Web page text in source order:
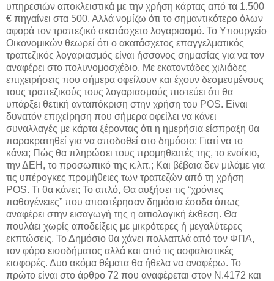
υπηρεσιών αποκλειστικά με την χρήση κάρτας από τα 1.500
€ πηγαίνει στα 500. Αλλά νομίζω ότι το σημαντικότερο όλων
αφορά τον τραπεζικό ακατάσχετο λογαριασμό. Το Υπουργείο
Οικονομικών θεωρεί ότι ο ακατάσχετος επαγγελματικός
τραπεζικός λογαριασμός είναι ήσσονος σημασίας για να τον
αναφέρει στο πολυνομοσχέδιο. Με εκατοντάδες χιλιάδες
επιχειρήσεις που σήμερα οφείλουν και έχουν δεσμευμένους
τους τραπεζικούς τους λογαριασμούς πιστεύει ότι θα
υπάρξει θετική ανταπόκριση στην χρήση του POS. Είναι
δυνατόν επιχείρηση που σήμερα οφείλει να κάνει
συναλλαγές με κάρτα ξέροντας ότι η ημερήσια είσπραξη θα
παρακρατηθεί για να αποδοθεί στο δημόσιο; Γιατί να το
κάνει; Πώς θα πληρώσει τους προμηθευτές της, το ενοίκιο,
την ΔΕΗ, το προσωπικό της κ.λπ.; Και βέβαια δεν μιλάμε για
τις υπέρογκες προμήθειες των τραπεζών από τη χρήση
POS. Τι θα κάνει; Το απλό, Θα αυξήσει τις “χρόνιες
παθογένειες” που αποστέρησαν δημόσια έσοδα όπως
αναφέρει στην εισαγωγή της η αιτιολογική έκθεση. Θα
πουλάει χωρίς αποδείξεις με μικρότερες ή μεγαλύτερες
εκπτώσεις. Το Δημόσιο θα χάνει πολλαπλά από τον ΦΠΑ,
τον φόρο εισοδήματος αλλά και από τις ασφαλιστικές
εισφορές. Δυο ακόμα θέματα θα ήθελα να αναφέρω. Το
πρώτο είναι στο άρθρο 72 που αναφέρεται στον Ν.4172 και